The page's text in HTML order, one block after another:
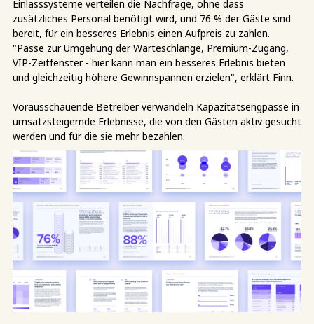
Einlasssysteme verteilen die Nachfrage, ohne dass
zusätzliches Personal benötigt wird, und 76 % der Gäste sind
bereit, für ein besseres Erlebnis einen Aufpreis zu zahlen.
"Pässe zur Umgehung der Warteschlange, Premium-Zugang,
VIP-Zeitfenster - hier kann man ein besseres Erlebnis bieten
und gleichzeitig höhere Gewinnspannen erzielen", erklärt Finn.
Vorausschauende Betreiber verwandeln Kapazitätsengpässe in
umsatzsteigernde Erlebnisse, die von den Gästen aktiv gesucht
werden und für die sie mehr bezahlen.